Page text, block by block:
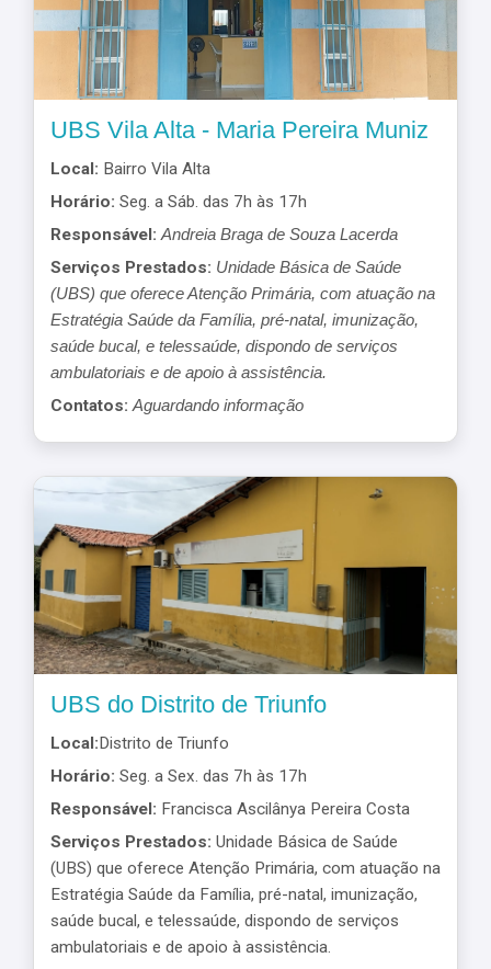
UBS Vila Alta - Maria Pereira Muniz
Local: Bairro Vila Alta
Horário: Seg. a Sáb. das 7h às 17h
Responsável: Andreia Braga de Souza Lacerda
Serviços Prestados: Unidade Básica de Saúde
(UBS) que oferece Atenção Primária, com atuação na
Estratégia Saúde da Família, pré-natal, imunização,
saúde bucal, e telessaúde, dispondo de serviços
ambulatoriais e de apoio à assistência.
Contatos: Aguardando informação
UBS do Distrito de Triunfo
Local:Distrito de Triunfo
Horário: Seg. a Sex. das 7h às 17h
Responsável: Francisca Ascilânya Pereira Costa
Serviços Prestados: Unidade Básica de Saúde
(UBS) que oferece Atenção Primária, com atuação na
Estratégia Saúde da Família, pré-natal, imunização,
saúde bucal, e telessaúde, dispondo de serviços
ambulatoriais e de apoio à assistência.